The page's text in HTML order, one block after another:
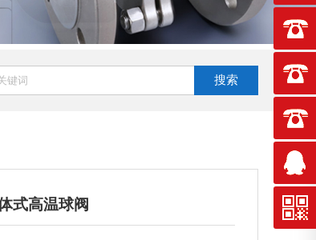
搜索
式高温球阀